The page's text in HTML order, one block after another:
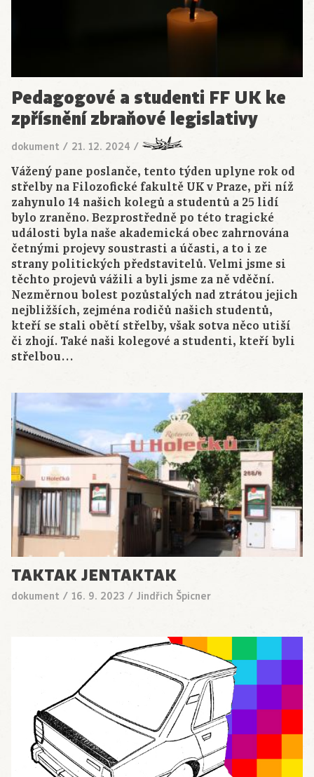
Pedagogové a studenti FF UK ke
zpřísnění zbraňové legislativy
dokument / 21. 12. 2024 /
Vážený pane poslanče, tento týden uplyne rok od
střelby na Filozofické fakultě UK v Praze, při níž
zahynulo 14 našich kolegů a studentů a 25 lidí
bylo zraněno. Bezprostředně po této tragické
události byla naše akademická obec zahrnována
četnými projevy soustrasti a účasti, a to i ze
strany politických představitelů. Velmi jsme si
těchto projevů vážili a byli jsme za ně vděční.
Nezměrnou bolest pozůstalých nad ztrátou jejich
nejbližších, zejména rodičů našich studentů,
kteří se stali obětí střelby, však sotva něco utiší
či zhojí. Také naši kolegové a studenti, kteří byli
střelbou…
TAKTAK JENTAKTAK
dokument / 16. 9. 2023 / Jindřich Špicner